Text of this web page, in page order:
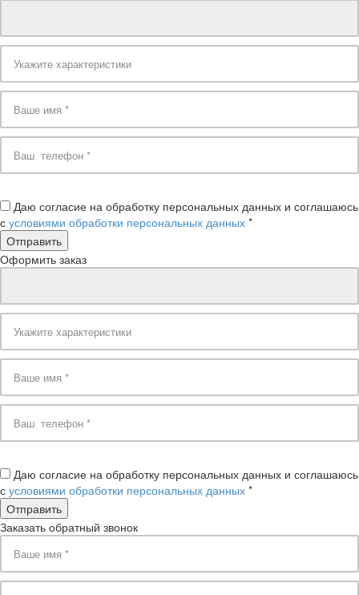
Даю согласие на обработку персональных данных и соглашаюсь
с условиями обработки персональных данных *
Оформить заказ
Даю согласие на обработку персональных данных и соглашаюсь
с условиями обработки персональных данных *
Заказать обратный звонок